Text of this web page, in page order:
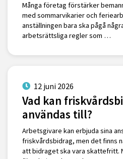
Många företag förstärker
med sommarvikarier och
anställningen bara ska pågå
arbetsrättsliga regler som …
12 juni 2026
Vad kan
användas till?
Arbetsgivare kan erbjuda sina
friskvårdsbidrag, men det finns
att bidraget ska vara skattefritt.